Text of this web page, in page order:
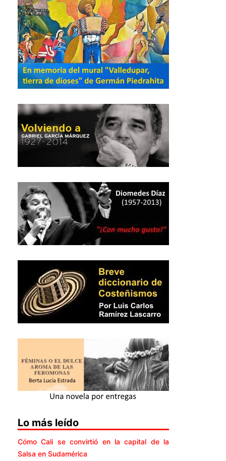
Lo más leído
Cómo Cali se convirtió en la capital de la
Salsa en Sudamérica